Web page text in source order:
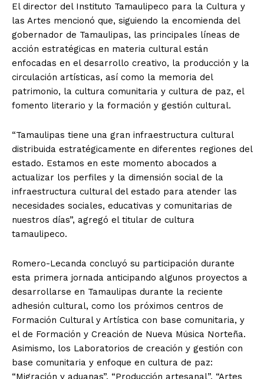
El director del Instituto Tamaulipeco para la Cultura y
las Artes mencionó que, siguiendo la encomienda del
gobernador de Tamaulipas, las principales líneas de
acción estratégicas en materia cultural están
enfocadas en el desarrollo creativo, la producción y la
circulación artísticas, así como la memoria del
patrimonio, la cultura comunitaria y cultura de paz, el
fomento literario y la formación y gestión cultural.
“Tamaulipas tiene una gran infraestructura cultural
distribuida estratégicamente en diferentes regiones del
estado. Estamos en este momento abocados a
actualizar los perfiles y la dimensión social de la
infraestructura cultural del estado para atender las
necesidades sociales, educativas y comunitarias de
nuestros días”, agregó el titular de cultura
tamaulipeco.
Romero-Lecanda concluyó su participación durante
esta primera jornada anticipando algunos proyectos a
desarrollarse en Tamaulipas durante la reciente
adhesión cultural, como los próximos centros de
Formación Cultural y Artística con base comunitaria, y
el de Formación y Creación de Nueva Música Norteña.
Asimismo, los Laboratorios de creación y gestión con
base comunitaria y enfoque en cultura de paz:
“Migración y aduanas”, “Producción artesanal”, “Artes